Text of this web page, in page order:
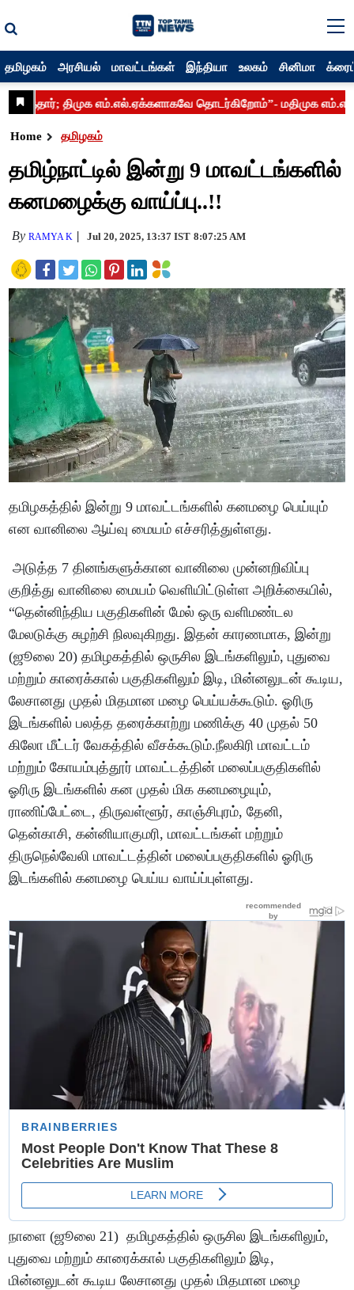
தமிழகம் அரசியல் மாவட்டங்கள் இந்தியா உலகம் சினிமா
Home தமிழகம்
தமிழ்நாட்டில் இன்று 9 மாவட்டங்களில்
கனமழைக்கு வாய்ப்பு..!!
ByRAMYA K Jul 20, 2025, 13:37 IST 8:07:25 AM
தமிழகத்தில் இன்று 9 மாவட்டங்களில் கனமழை பெய்யும்
என வானிலை ஆய்வு மையம் எச்சரித்துள்ளது.
அடுத்த 7 தினங்களுக்கான வானிலை முன்னறிவிப்பு
குறித்து வானிலை மையம் வெளியிட்டுள்ள அறிக்கையில்,
“தென்னிந்திய பகுதிகளின் மேல் ஒரு வளிமண்டல
மேலடுக்கு சுழற்சி நிலவுகிறது. இதன் காரணமாக, இன்று
(ஜூலை 20) தமிழகத்தில் ஒருசில இடங்களிலும், புதுவை
மற்றும் காரைக்கால் பகுதிகளிலும் இடி, மின்னலுடன் கூடிய,
லேசானது முதல் மிதமான மழை பெய்யக்கூடும். ஓரிரு
இடங்களில் பலத்த தரைக்காற்று மணிக்கு 40 முதல் 50
கிலோ மீட்டர் வேகத்தில் வீசக்கூடும்.நீலகிரி மாவட்டம்
மற்றும் கோயம்புத்தூர் மாவட்டத்தின் மலைப்பகுதிகளில்
ஓரிரு இடங்களில் கன முதல் மிக கனமழையும்,
ராணிப்பேட்டை, திருவள்ளூர், காஞ்சிபுரம், தேனி,
தென்காசி, கன்னியாகுமரி, மாவட்டங்கள் மற்றும்
திருநெல்வேலி மாவட்டத்தின் மலைப்பகுதிகளில் ஓரிரு
இடங்களில் கனமழை பெய்ய வாய்ப்புள்ளது.
நாளை (ஜூலை 21) தமிழகத்தில் ஒருசில இடங்களிலும்,
புதுவை மற்றும் காரைக்கால் பகுதிகளிலும் இடி,
மின்னலுடன் கூடிய லேசானது முதல் மிதமான மழை